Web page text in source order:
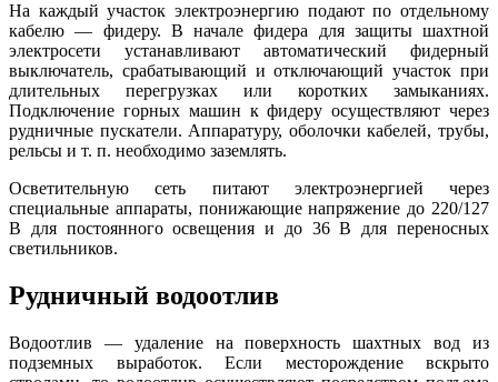
На каждый участок электроэнергию подают по отдельному
кабелю — фидеру. В начале фидера для защиты шахтной
электросети устанавливают автоматический фидерный
выключатель, срабатывающий и отключающий участок при
длительных перегрузках или коротких замыканиях.
Подключение горных машин к фидеру осуществляют через
рудничные пускатели. Аппаратуру, оболочки кабелей, трубы,
рельсы и т. п. необходимо заземлять.
Осветительную сеть питают электроэнергией через
специальные аппараты, понижающие напряжение до 220/127
В для постоянного освещения и до 36 В для переносных
светильников.
Рудничный водоотлив
Водоотлив — удаление на поверхность шахтных вод из
подземных выработок. Если месторождение вскрыто